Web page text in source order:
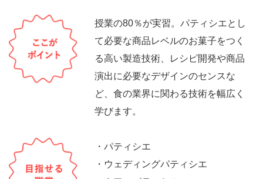
授業の80％が実習。パティシエとし
て必要な商品レベルのお菓子をつく
る高い製造技術、レシピ開発や商品
演出に必要なデザインのセンスな
ど、食の業界に関わる技術を幅広く
学びます。
・パティシエ
・ウェディングパティシエ